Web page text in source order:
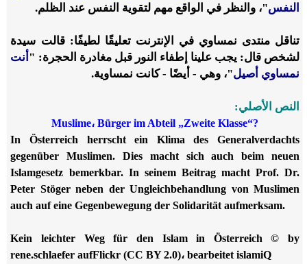
النفس"، والنظر في الواقع مهم لتقوية النفس عند الظلم.
تناقل منتدى نمساوي في الإنترنت تعليقًا لطيفًا: قالت سيدة
لشخص قال: يجب علينا إطفاء النور قبل مغادرة الحجرة: " أنت
نمساوي أصيل"، وهي - أيضًا - كانت نمساوية.
النص الأصلي:
Muslime، Bürger im Abteil „Zweite Klasse“?
In Österreich herrscht ein Klima des Generalverdachts
gegenüber Muslimen. Dies macht sich auch beim neuen
Islamgesetz bemerkbar. In seinem Beitrag macht Prof. Dr.
Peter Stöger neben der Ungleichbehandlung von Muslimen
auch auf eine Gegenbewegung der Solidarität aufmerksam.
Kein leichter Weg für den Islam in Österreich © by
rene.schlaefer aufFlickr (CC BY 2.0)، bearbeitet islamiQ